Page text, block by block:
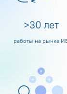
>30 лет
работы на рынке